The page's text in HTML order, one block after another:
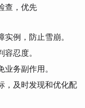
查，优先
例，防止雪崩。
忍度。
务副作用。
，及时发现和优化配